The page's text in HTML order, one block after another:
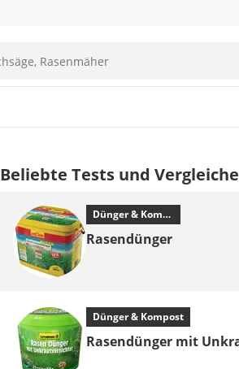
Beliebte Tests und Vergleiche
Dünger & Kompost
Rasendünger
Dünger & Kompost